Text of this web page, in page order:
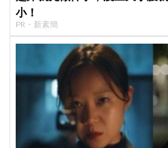
小！
PR・新素簡